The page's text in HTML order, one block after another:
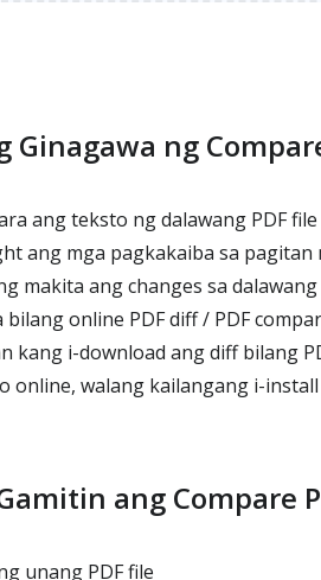
Ginagawa ng
ang teksto ng dalawang PDF file
ang mga pagkakaiba sa pagitan
makita ang changes sa dalawang
bilang online PDF diff / PDF
kang i-download ang diff bilang
online, walang kailangang i-
ang Compare
unang PDF file